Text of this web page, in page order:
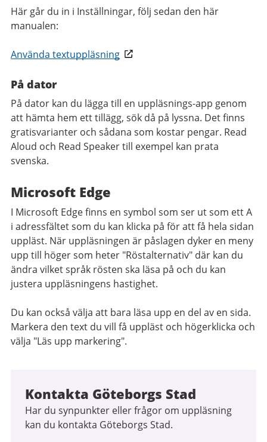
Här går du in i Inställningar, följ sedan den här
manualen:
Använda textuppläsning
På dator
På dator kan du lägga till en uppläsnings-app genom
att hämta hem ett tillägg, sök då på lyssna. Det finns
gratisvarianter och sådana som kostar pengar. Read
Aloud och Read Speaker till exempel kan prata
svenska.
Microsoft Edge
I Microsoft Edge finns en symbol som ser ut som ett A
i adressfältet som du kan klicka på för att få hela sidan
uppläst. När uppläsningen är påslagen dyker en meny
upp till höger som heter "Röstalternativ" där kan du
ändra vilket språk rösten ska läsa på och du kan
justera uppläsningens hastighet.
Du kan också välja att bara läsa upp en del av en sida.
Markera den text du vill få uppläst och högerklicka och
välja "Läs upp markering".
Kontakta Göteborgs Stad
Har du synpunkter eller frågor om uppläsning
kan du kontakta Göteborgs Stad.